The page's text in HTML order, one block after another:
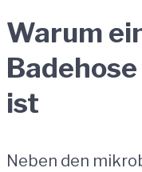
Warum
ist
Neben den